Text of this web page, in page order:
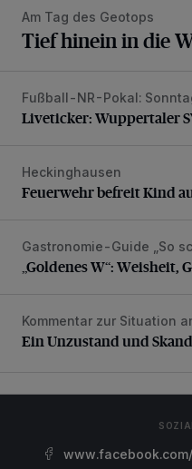
Am Tag des Geotops
Tief hinein in die
Liveticker: Wuppertaler
Fußball-NR-Pokal:
Liveticker: Wuppertaler
Feuerwehr befreit Kind
Heckinghausen
Feuerwehr befreit Kind
„Goldenes W“: Weisheit,
Gastronomie-Guide „So
„Goldenes W“: Weisheit,
Ein Unzustand und
Kommentar zur Situation
Ein Unzustand und